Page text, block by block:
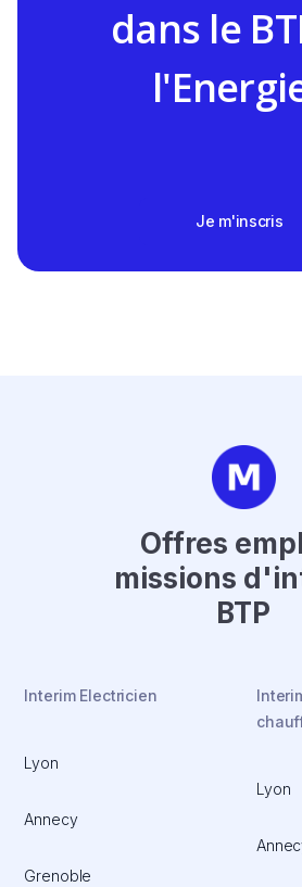
dans le
Je m'inscris
Offres
missions
BTP
Interim Electricien
Lyon
Annecy
Grenoble
Lyon